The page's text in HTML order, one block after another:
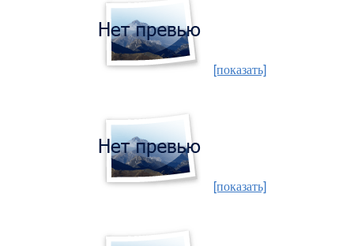
[показать]
[показать]